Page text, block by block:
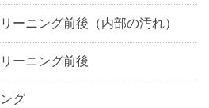
ーニング前後（内部の汚れ）
ーニング前後
グ